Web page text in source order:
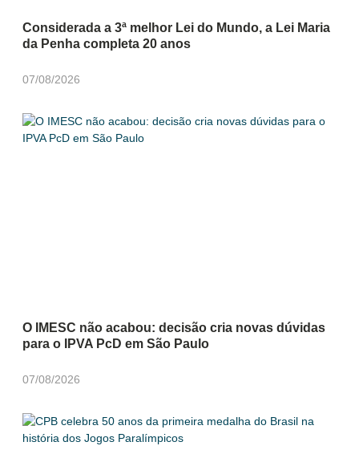
Considerada a 3ª melhor Lei do Mundo, a Lei Maria
da Penha completa 20 anos
07/08/2026
O IMESC não acabou: decisão cria novas dúvidas
para o IPVA PcD em São Paulo
07/08/2026